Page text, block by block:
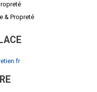
& Propreté